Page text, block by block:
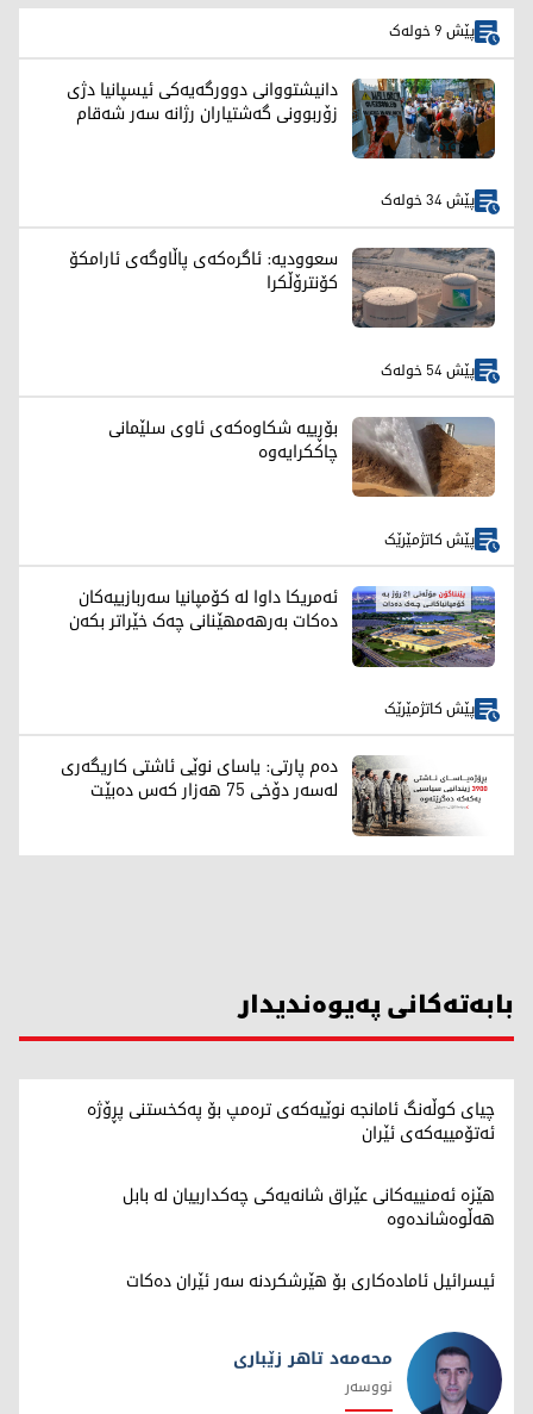
پێش 9 خولەک
دانیشتووانی دوورگەیەکی ئیسپانیا دژی
زۆربوونی گەشتیاران رژانە سەر شەقام
پێش 34 خولەک
سعوودیە: ئاگرەکەی پاڵاوگەی ئارامکۆ
کۆنترۆڵکرا
پێش 54 خولەک
بۆڕییە شکاوەکەی ئاوی سلێمانی
چاککرایەوە
پێش کاتژمێرێک
ئەمریکا داوا لە کۆمپانیا سەربازییەکان
دەکات بەرهەمهێنانی چەک خێراتر بکەن
پێش کاتژمێرێک
دەم پارتی: یاسای نوێی ئاشتی کاریگەری
لەسەر دۆخی 75 هەزار کەس دەبێت
بابەتەکانی پەیوەندیدار
چیای کوڵەنگ ئامانجە نوێیەکەی ترەمپ بۆ پەکخستنی پڕۆژە
ئەتۆمییەکەی ئێران
هێزە ئەمنییەکانی عێراق شانەیەکی چەکدارییان لە بابل
هەڵوەشاندەوە
ئیسرائیل ئامادەکاری بۆ هێرشکردنە سەر ئێران دەکات
محەمەد تاهر زێبارى
نووسەر